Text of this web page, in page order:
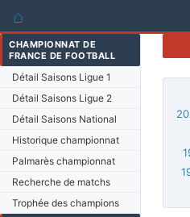
⌂
CHAMPIONNAT DE
FRANCE DE FOOTBALL
Détail Saisons Ligue 1
Détail Saisons Ligue 2
Détail Saisons National
Historique championnat
Palmarès championnat
Recherche de matchs
Trophée des champions